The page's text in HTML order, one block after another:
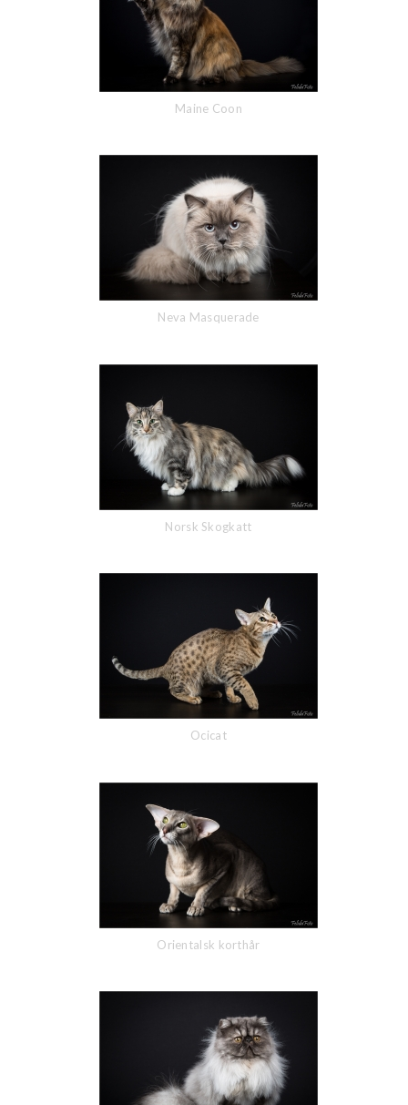
Maine Coon
Neva Masquerade
Norsk Skogkatt
Ocicat
Orientalsk korthår